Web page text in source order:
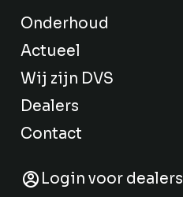
Onderhoud
Actueel
Wij zijn DVS
Dealers
Contact
Login voor dealers